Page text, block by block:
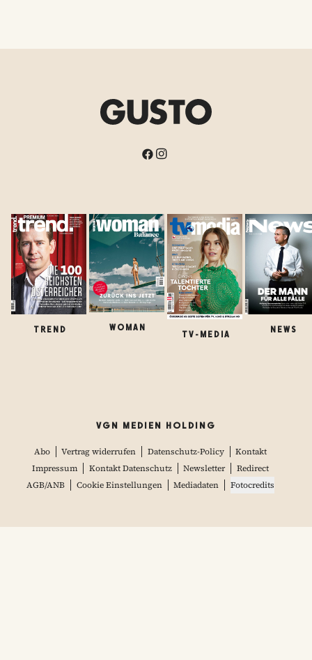
TREND WOMAN
TV-MEDIA
NEWS
VGN MEDIEN HOLDING
Abo Vertrag widerrufen Datenschutz-Policy
Kontakt
Impressum
Kontakt Datenschutz Newsletter
Redirect
AGB/ANB
Cookie Einstellungen Mediadaten Fotocredits